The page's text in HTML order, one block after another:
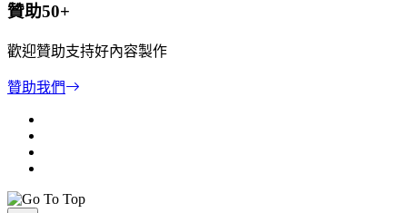
贊助50+
歡迎贊助支持好內容製作
贊助我們